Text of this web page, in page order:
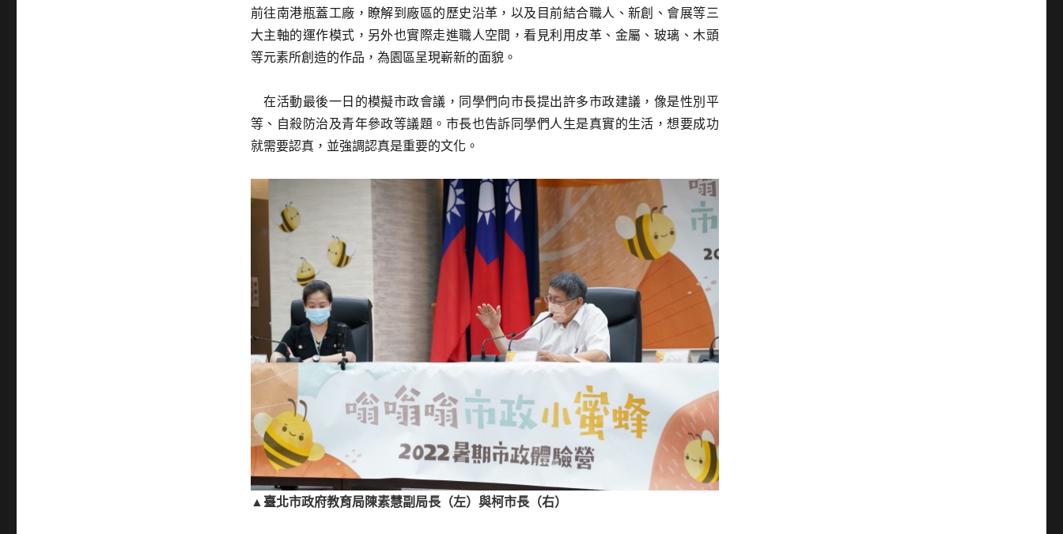
前往南港瓶蓋工廠，瞭解到廠區的歷史沿革，以及目前結合職人、新創、會展等三
大主軸的運作模式，另外也實際走進職人空間，看見利用皮革、金屬、玻璃、木頭
等元素所創造的作品，為園區呈現嶄新的面貌。
在活動最後一日的模擬市政會議，同學們向市長提出許多市政建議，像是性別平
等、自殺防治及青年參政等議題。市長也告訴同學們人生是真實的生活，想要成功
就需要認真，並強調認真是重要的文化。
▲臺北市政府教育局陳素慧副局長（左）與柯市長（右）